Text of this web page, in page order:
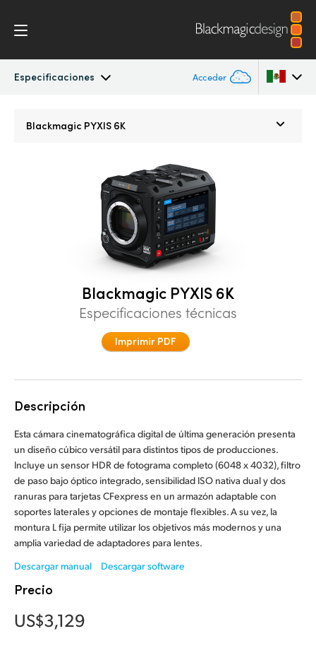
Especificaciones Acceder
Denmark
India
Italy
Japan
Korea
Mexico
Netherlands
Blackmagic PYXIS 6K
Blackmagic PYXIS 6K
Especificaciones técnicas
Imprimir PDF
Descripción
Esta cámara cinematográfica digital de última generación presenta
un diseño cúbico versátil para distintos tipos de producciones.
Incluye un sensor HDR de fotograma completo (6048 x 4032), filtro
de paso bajo óptico integrado, sensibilidad ISO nativa dual y dos
ranuras para tarjetas CFexpress en un armazón adaptable con
soportes laterales y opciones de montaje flexibles. A su vez, la
montura L fija permite utilizar los objetivos más modernos y una
amplia variedad de adaptadores para lentes.
Descargar manual
Descargar software
Precio
US$3,129